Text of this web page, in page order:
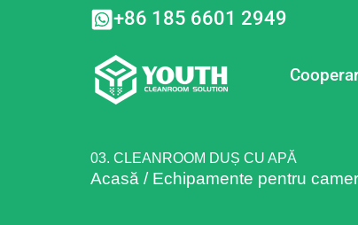
+86 185 6601 2949
03. CLEANROOM DUȘ CU APĂ
Acasă / Echipamente pentru